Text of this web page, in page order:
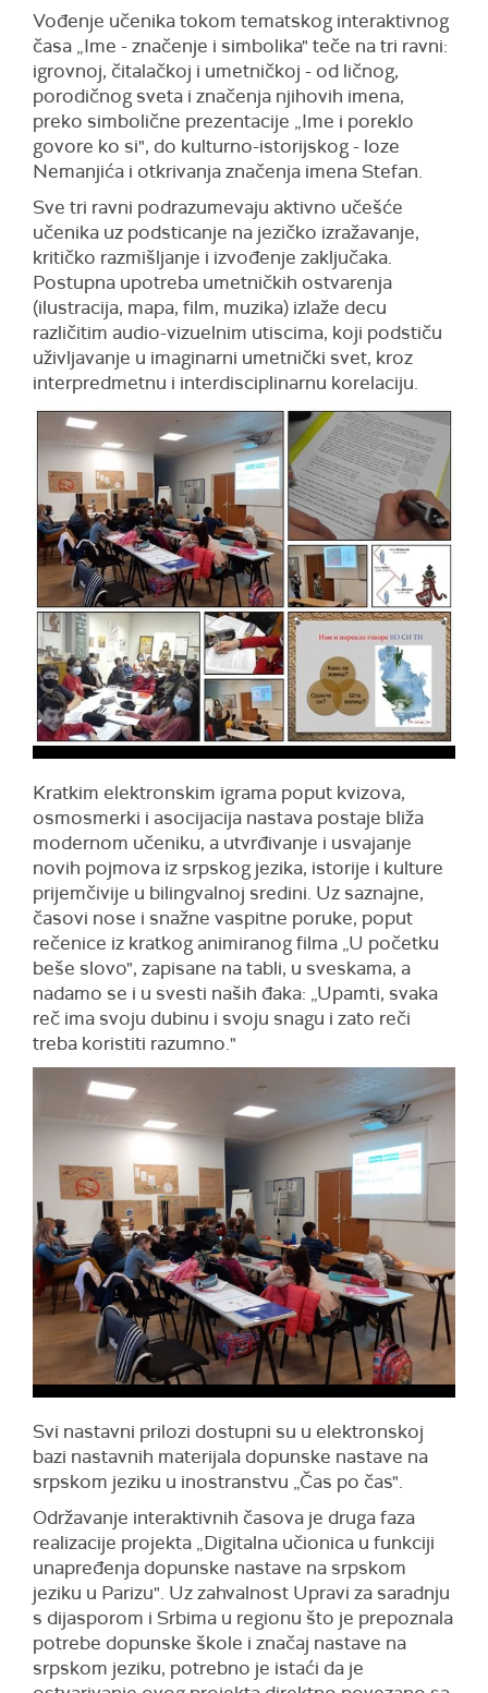
Vođenje učenika tokom tematskog interaktivnog
časa „Ime - značenje i simbolika" teče na tri ravni:
igrovnoj, čitalačkoj i umetničkoj - od ličnog,
porodičnog sveta i značenja njihovih imena,
preko simbolične prezentacije „Ime i poreklo
govore ko si", do kulturno-istorijskog - loze
Nemanjića i otkrivanja značenja imena Stefan.
Sve tri ravni podrazumevaju aktivno učešće
učenika uz podsticanje na jezičko izražavanje,
kritičko razmišljanje i izvođenje zaključaka.
Postupna upotreba umetničkih ostvarenja
(ilustracija, mapa, film, muzika) izlaže decu
različitim audio-vizuelnim utiscima, koji podstiču
uživljavanje u imaginarni umetnički svet, kroz
interpredmetnu i interdisciplinarnu korelaciju.
Kratkim elektronskim igrama poput kvizova,
osmosmerki i asocijacija nastava postaje bliža
modernom učeniku, a utvrđivanje i usvajanje
novih pojmova iz srpskog jezika, istorije i kulture
prijemčivije u bilingvalnoj sredini. Uz saznajne,
časovi nose i snažne vaspitne poruke, poput
rečenice iz kratkog animiranog filma „U početku
beše slovo", zapisane na tabli, u sveskama, a
nadamo se i u svesti naših đaka: „Upamti, svaka
reč ima svoju dubinu i svoju snagu i zato reči
treba koristiti razumno."
Svi nastavni prilozi dostupni su u elektronskoj
bazi nastavnih materijala dopunske nastave na
srpskom jeziku u inostranstvu „Čas po čas".
Održavanje interaktivnih časova je druga faza
realizacije projekta „Digitalna učionica u funkciji
unapređenja dopunske nastave na srpskom
jeziku u Parizu". Uz zahvalnost Upravi za saradnju
s dijasporom i Srbima u regionu što je prepoznala
potrebe dopunske škole i značaj nastave na
srpskom jeziku, potrebno je istaći da je